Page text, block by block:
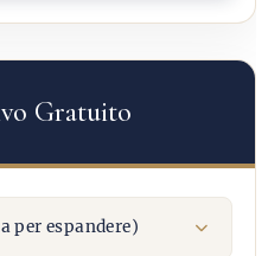
Gratuito
per espandere)